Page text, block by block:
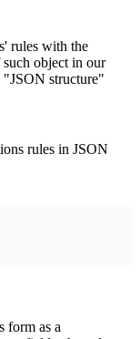
rules with the
such object in our
"JSON structure"
rules in JSON
form as a